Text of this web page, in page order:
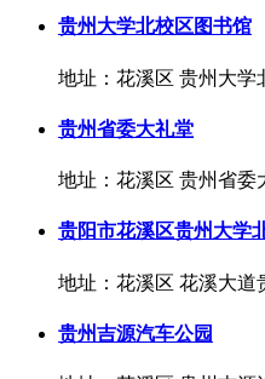
贵州大学北校区图书馆
地址：花溪区 贵州大学
贵州省委大礼堂
地址：花溪区 贵州省委
贵阳市花溪区贵州大学
地址：花溪区 花溪大道
贵州吉源汽车公园